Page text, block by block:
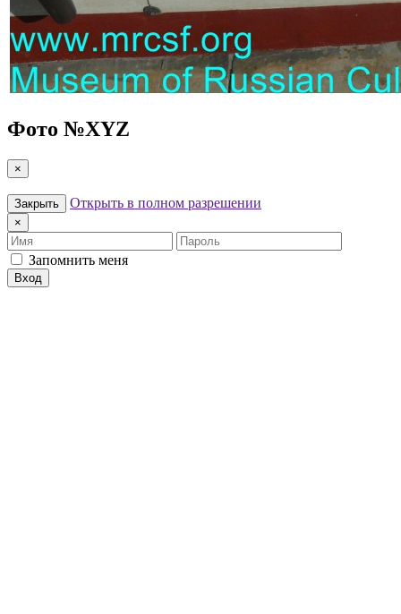
Фото №XYZ
×
Закрыть Открыть в полном разрешении
×
Имя
Пароль
Запомнить меня
Вход